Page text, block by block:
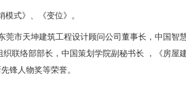
式》、《变位》。
市天坤建筑工程设计顾问公司董事长，中国智
联络部部长，中国策划学院副秘书长 ，《房屋
锋人物奖等荣誉。